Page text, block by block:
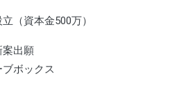
（資本金500万）
案出願
ブボックス